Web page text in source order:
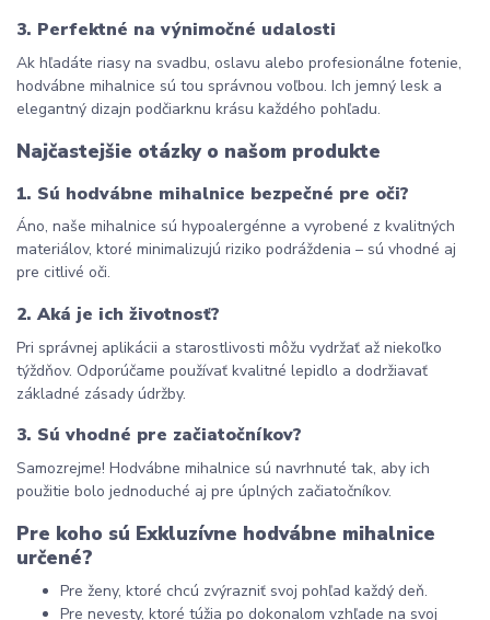
3. Perfektné na výnimočné udalosti
Ak hľadáte riasy na svadbu, oslavu alebo profesionálne fotenie,
hodvábne mihalnice sú tou správnou voľbou. Ich jemný lesk a
elegantný dizajn podčiarknu krásu každého pohľadu.
Najčastejšie otázky o našom produkte
1. Sú hodvábne mihalnice bezpečné pre oči?
Áno, naše mihalnice sú hypoalergénne a vyrobené z kvalitných
materiálov, ktoré minimalizujú riziko podráždenia – sú vhodné aj
pre citlivé oči.
2. Aká je ich životnosť?
Pri správnej aplikácii a starostlivosti môžu vydržať až niekoľko
týždňov. Odporúčame používať kvalitné lepidlo a dodržiavať
základné zásady údržby.
3. Sú vhodné pre začiatočníkov?
Samozrejme! Hodvábne mihalnice sú navrhnuté tak, aby ich
použitie bolo jednoduché aj pre úplných začiatočníkov.
Pre koho sú Exkluzívne hodvábne mihalnice
určené?
Pre ženy, ktoré chcú zvýrazniť svoj pohľad každý deň.
Pre nevesty, ktoré túžia po dokonalom vzhľade na svoj